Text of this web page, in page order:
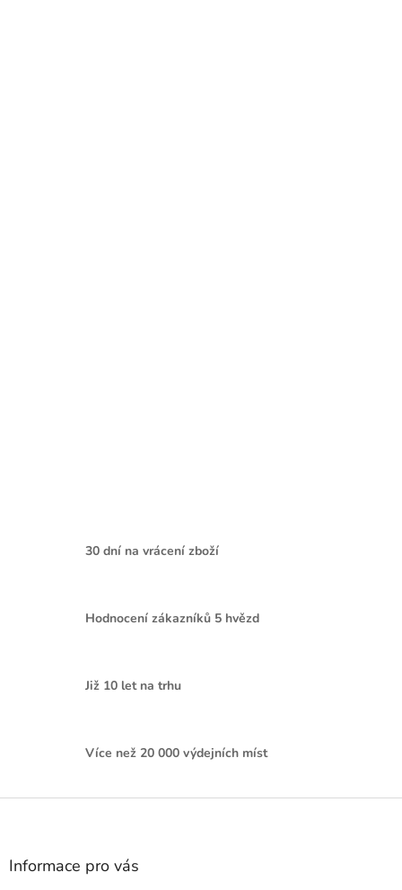
30 dní na vrácení zboží
Hodnocení zákazníků 5 hvězd
Již 10 let na trhu
Více než 20 000 výdejních míst
Z
Informace pro vás